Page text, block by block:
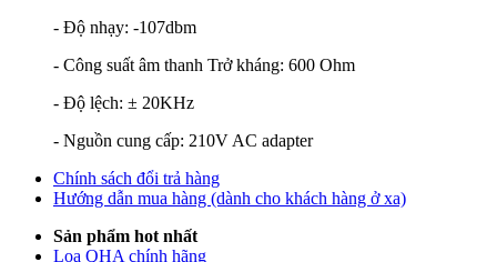
- Độ nhạy: -107dbm
- Công suất âm thanh Trở kháng: 600 Ohm
- Độ lệch: ± 20KHz
- Nguồn cung cấp: 210V AC adapter
Chính sách đổi trả hàng
Hướng dẫn mua hàng (dành cho khách hàng ở xa)
Sản phẩm hot nhất
Loa QHA chính hãng